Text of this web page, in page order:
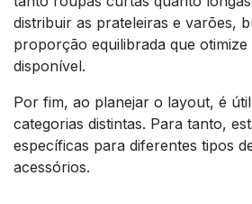
distribuir as prateleiras e varões,
proporção equilibrada que
disponível.
Por fim, ao planejar o layout, é
categorias distintas. Para tanto,
específicas para diferentes tipos
acessórios.